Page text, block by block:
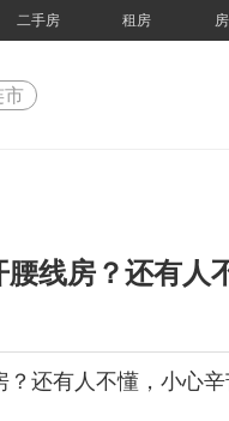
二手房 租房
市
线房？还有人
还有人不懂，小心辛